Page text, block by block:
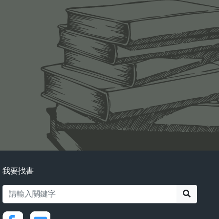
我要找書